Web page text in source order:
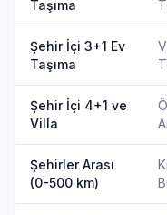
Taşıma
Şehir İçi 3+1 Ev
Taşıma
Şehir İçi 4+1 ve
Villa
Şehirler Arası
(0-500 km)